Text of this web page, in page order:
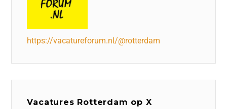
https://vacatureforum.nl/@rotterdam
Vacatures Rotterdam op X